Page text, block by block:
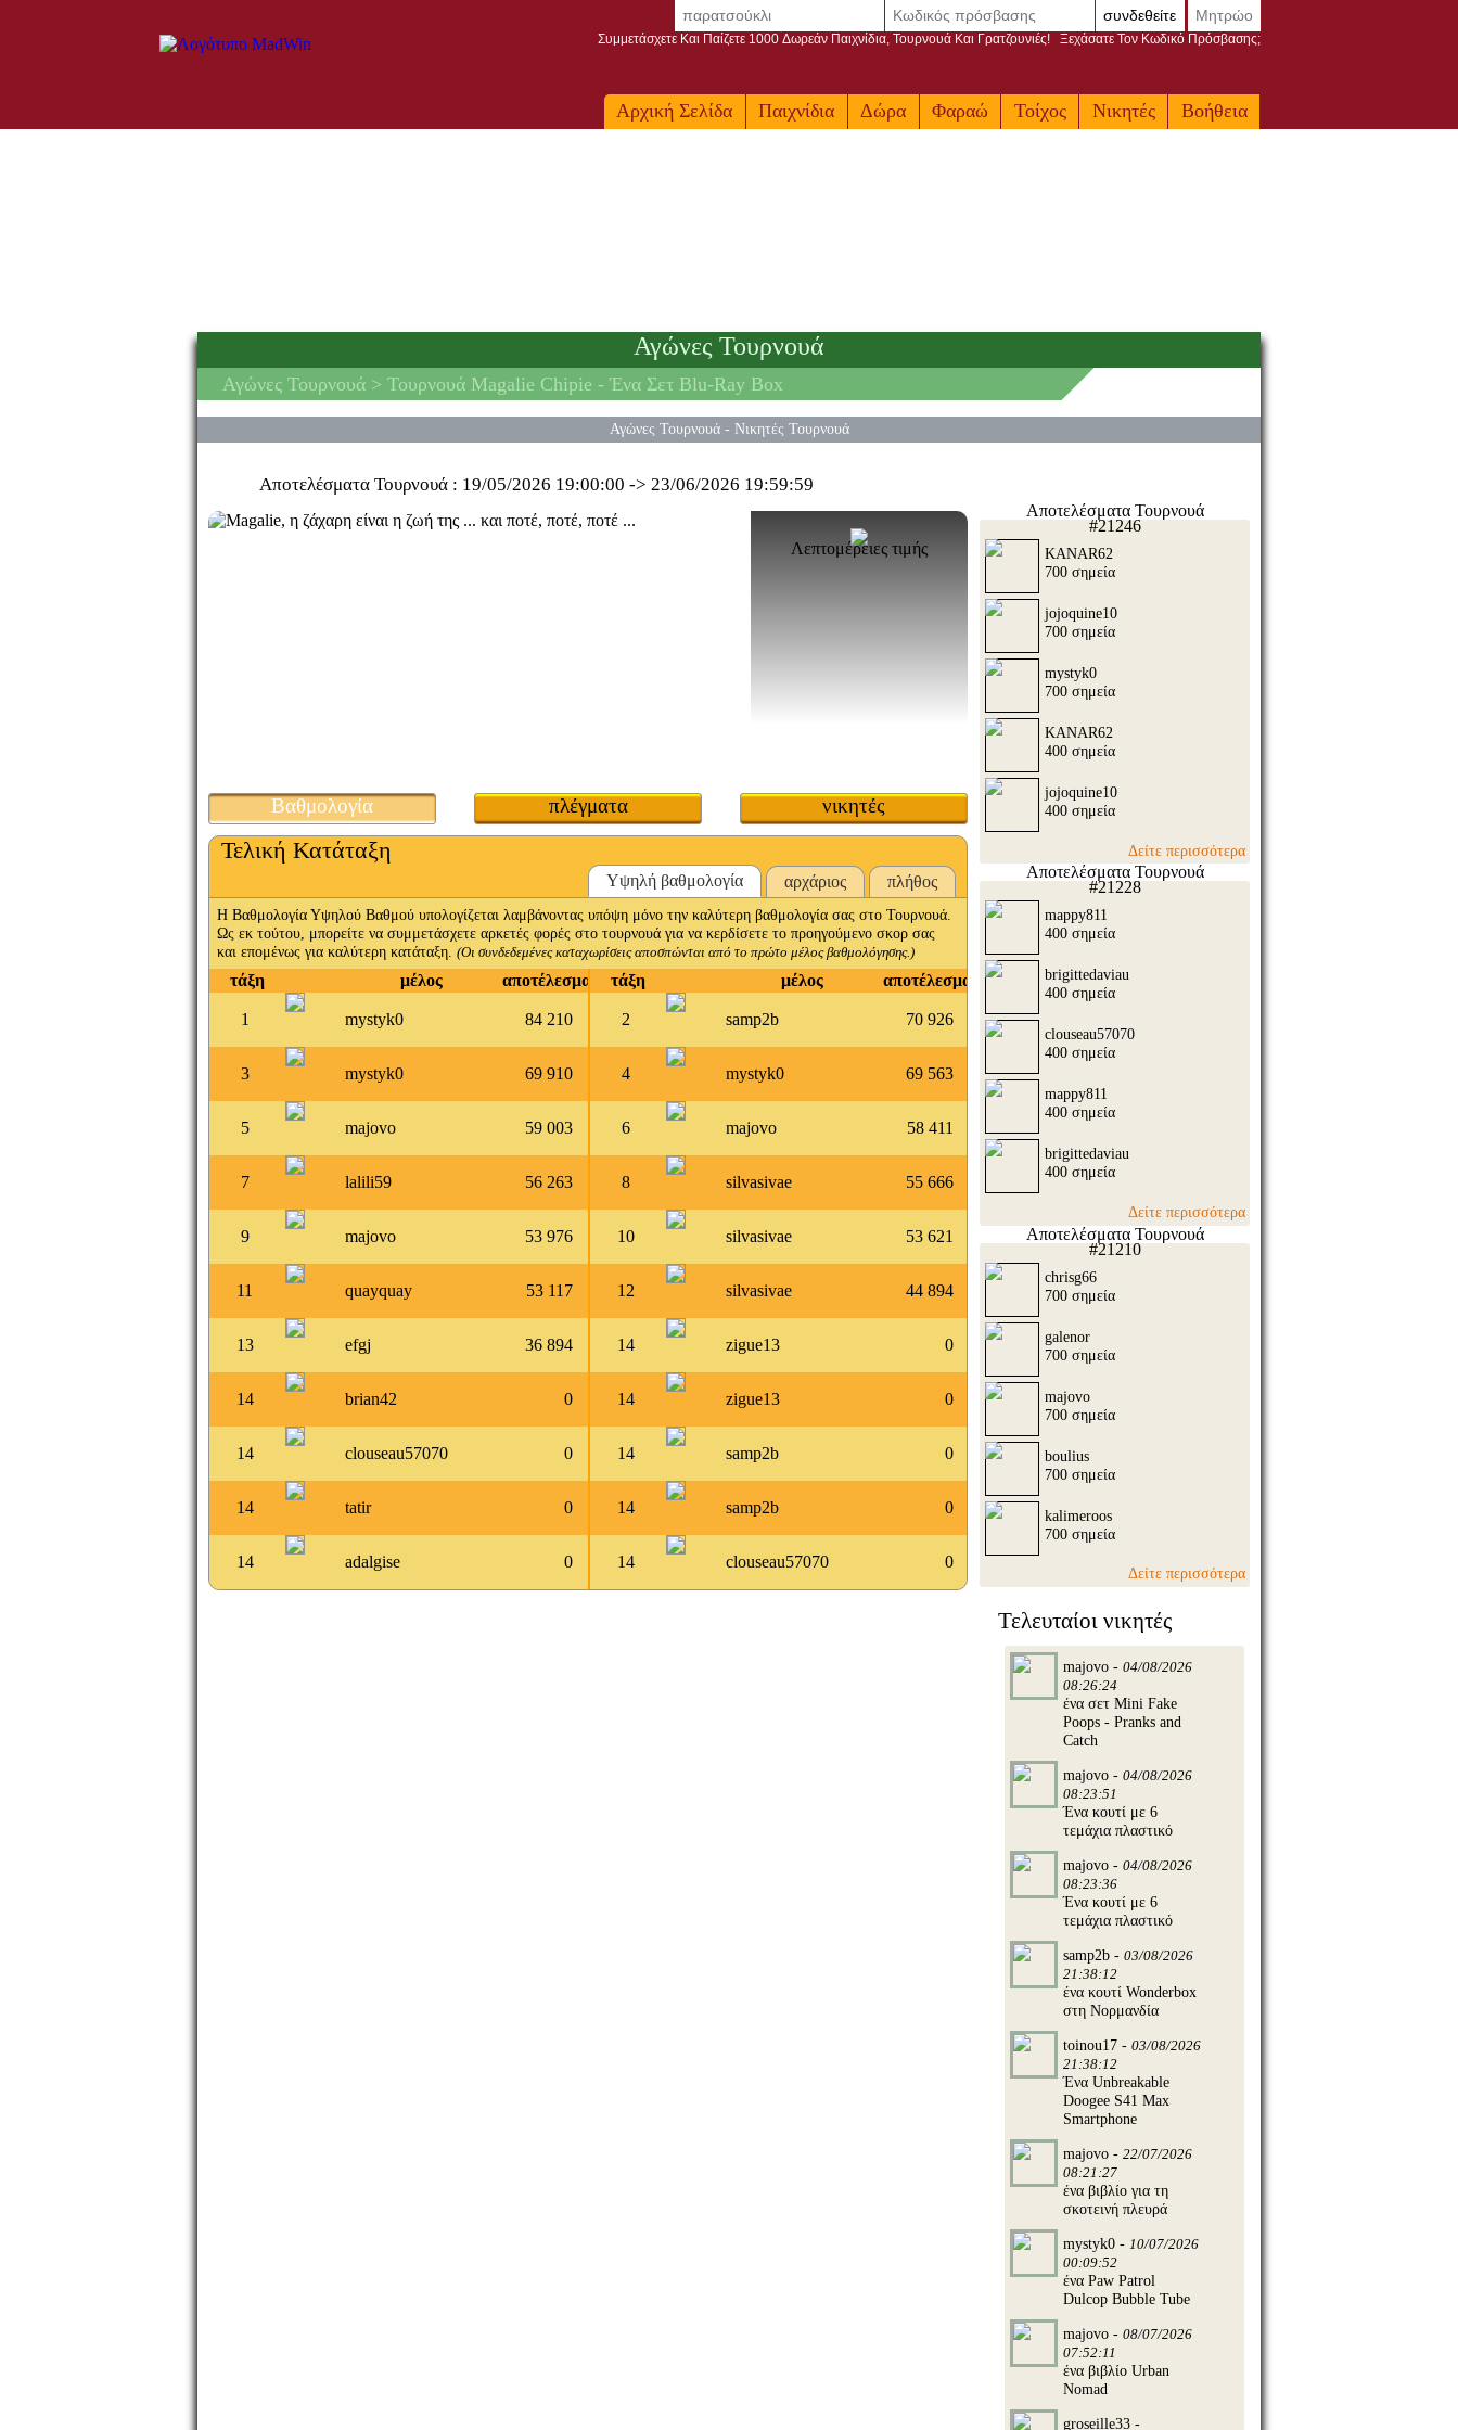
Αρχική Σελίδα Παιχνίδια Δώρα Φαραώ Τοίχος Νικητές Βοήθεια
συνδεθείτε Μητρώο
Συμμετάσχετε Και Παίζετε 1000 Δωρεάν Παιχνίδια, Τουρνουά Και Γρατζουνιές! Ξεχάσατε Τον Κωδικό Πρόσβασης;
Αγώνες Τουρνουά
Αγώνες Τουρνουά > Τουρνουά Magalie Chipie -Ένα Σετ Blu-Ray Box
Αγώνες Τουρνουά- Νικητές Τουρνουά
Αποτελέσματα Τουρνουά : 19/05/2026 19:00:00 ->23/06/2026 19:59:59
Λεπτομέρειες τιμής
Βαθμολογία πλέγματα νικητές
Τελική Κατάταξη
Υψηλή βαθμολογία αρχάριος πλήθος
Η Βαθμολογία Υψηλού Βαθμού υπολογίζεται λαμβάνοντας υπόψη μόνο την καλύτερη βαθμολογία σας στο Τουρνουά.
Ως εκ τούτου, μπορείτε να συμμετάσχετε αρκετές φορές στο τουρνουά για να κερδίσετε το προηγούμενο σκορ σας
και επομένως για καλύτερη κατάταξη.(Οι συνδεδεμένες καταχωρίσεις αποσπώνται από το πρώτο μέλος βαθμολόγησης.)
τάξη μέλος αποτέλεσμα τάξη μέλος αποτέλεσμα
1 mystyk0 84 210 2 samp2b 70 926
3 mystyk0 69 910 4 mystyk0 69 563
5 majovo 59 003 6 majovo 58 411
7 lalili59 56 263 8 silvasivae 55 666
9 majovo 53 976 10 silvasivae 53 621
11 quayquay 53 117 12 silvasivae 44 894
13 efgj 36 894 14 zigue13 0
14 brian42 0 14 zigue13 0
14 clouseau57070 0 14 samp2b 0
14 tatir 0 14 samp2b 0
14 adalgise 0 14 clouseau57070 0
Αποτελέσματα Τουρνουά
#21246
KANAR62
700 σημεία
jojoquine10
700 σημεία
mystyk0
700 σημεία
KANAR62
400 σημεία
jojoquine10
400 σημεία
Δείτε περισσότερα
Αποτελέσματα Τουρνουά
#21228
mappy811
400 σημεία
brigittedaviau
400 σημεία
clouseau57070
400 σημεία
mappy811
400 σημεία
brigittedaviau
400 σημεία
Δείτε περισσότερα
Αποτελέσματα Τουρνουά
#21210
chrisg66
700 σημεία
galenor
700 σημεία
majovo
700 σημεία
boulius
700 σημεία
kalimeroos
700 σημεία
Δείτε περισσότερα
Τελευταίοι νικητές
majovo - 04/08/2026
08:26:24
ένα σετ Mini Fake
Poops - Pranks and
Catch
majovo - 04/08/2026
08:23:51
Ένα κουτί με 6
τεμάχια πλαστικό
majovo - 04/08/2026
08:23:36
Ένα κουτί με 6
τεμάχια πλαστικό
samp2b - 03/08/2026
21:38:12
ένα κουτί Wonderbox
στη Νορμανδία
toinou17 - 03/08/2026
21:38:12
Ένα Unbreakable
Doogee S41 Max
Smartphone
majovo - 22/07/2026
08:21:27
ένα βιβλίο για τη
σκοτεινή πλευρά
mystyk0 - 10/07/2026
00:09:52
ένα Paw Patrol
Dulcop Bubble Tube
majovo - 08/07/2026
07:52:11
ένα βιβλίο Urban
Nomad
groseille33 -